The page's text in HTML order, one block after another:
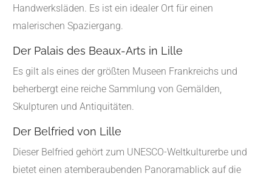
Handwerksläden. Es ist ein idealer Ort für einen
malerischen Spaziergang.
Der Palais des Beaux-Arts in Lille
Es gilt als eines der größten Museen Frankreichs und
beherbergt eine reiche Sammlung von Gemälden,
Skulpturen und Antiquitäten.
Der Belfried von Lille
Dieser Belfried gehört zum UNESCO-Weltkulturerbe und
bietet einen atemberaubenden Panoramablick auf die